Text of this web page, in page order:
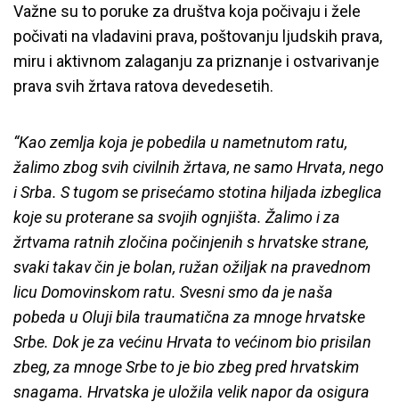
Važne su to poruke za društva koja počivaju i žele
počivati na vladavini prava, poštovanju ljudskih prava,
miru i aktivnom zalaganju za priznanje i ostvarivanje
prava svih žrtava ratova devedesetih.
“Kao zemlja koja je pobedila u nametnutom ratu,
žalimo zbog svih civilnih žrtava, ne samo Hrvata, nego
i Srba. S tugom se prisećamo stotina hiljada izbeglica
koje su proterane sa svojih ognjišta. Žalimo i za
žrtvama ratnih zločina počinjenih s hrvatske strane,
svaki takav čin je bolan, ružan ožiljak na pravednom
licu Domovinskom ratu. Svesni smo da je naša
pobeda u Oluji bila traumatična za mnoge hrvatske
Srbe. Dok je za većinu Hrvata to većinom bio prisilan
zbeg, za mnoge Srbe to je bio zbeg pred hrvatskim
snagama. Hrvatska je uložila velik napor da osigura